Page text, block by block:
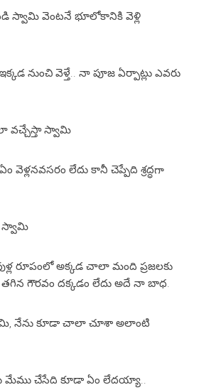
స్వామి వెంటనే భూలోకానికి వెళ్లి
ఇక్కడ నుంచి వెళ్తే.. నా పూజ ఏర్పాట్లు ఎవరు
వచ్చేస్తా స్వామి
ఏం వెళ్లనవసరం లేదు కానీ చెప్పేది శ్రద్ధగా
స్వామి
రూపంలో అక్కడ చాలా మంది ప్రజలకు
తగిన గౌరవం దక్కడం లేదు అదే నా బాధ.
నేను కూడా చాలా చూశా అలాంటి
మేము చేసేది కూడా ఏం లేదయ్యా..